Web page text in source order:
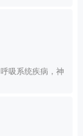
不足、耳鸣耳
炎、干燥综合
痛经、月经失
治。
吸系统疾病，神